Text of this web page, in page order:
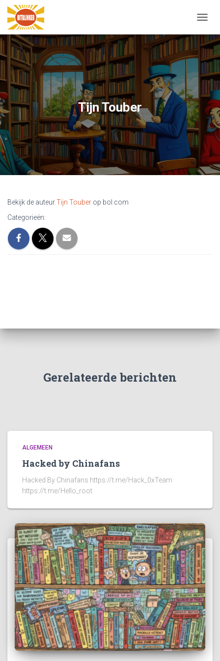
A
V
G
T
W
S
E
L
E
N
Tijn Touber
Bekijk de auteurTijn Touber op bol.com
Categorieën:
Gerelateerde berichten
ALGEMEEN
Hacked by Chinafans
Hacked By Chinafans https://t.me/Hack_0xTeam
https://t.me/Hello_root